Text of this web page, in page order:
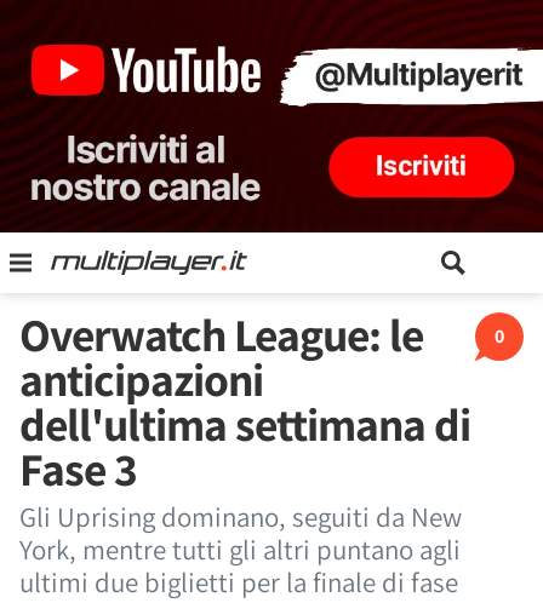
0
Overwatch League: le
anticipazioni
dell'ultima settimana di
Fase 3
Gli Uprising dominano, seguiti da New
York, mentre tutti gli altri puntano agli
ultimi due biglietti per la finale di fase